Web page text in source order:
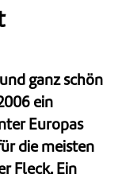
ganz schön
ein
Europas
die meisten
Fleck. Ein